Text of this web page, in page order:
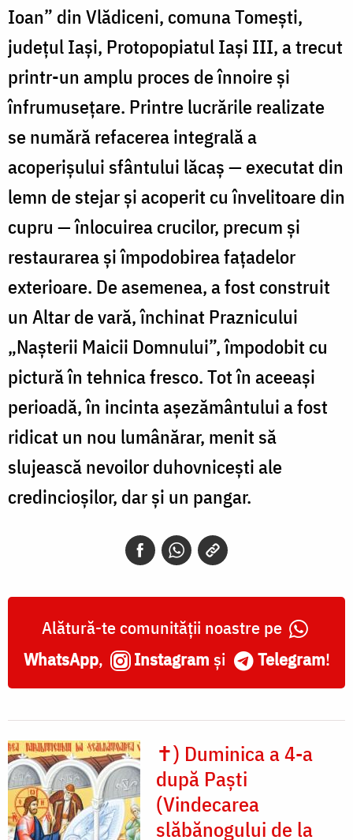
Ioan” din Vlădiceni, comuna Tomești,
județul Iași, Protopopiatul Iași III, a trecut
printr-un amplu proces de înnoire și
înfrumusețare. Printre lucrările realizate
se numără refacerea integrală a
acoperișului sfântului lăcaș — executat din
lemn de stejar și acoperit cu învelitoare din
cupru — înlocuirea crucilor, precum și
restaurarea și împodobirea fațadelor
exterioare. De asemenea, a fost construit
un Altar de vară, închinat Praznicului
„Nașterii Maicii Domnului”, împodobit cu
pictură în tehnica fresco. Tot în aceeași
perioadă, în incinta așezământului a fost
ridicat un nou lumânărar, menit să
slujească nevoilor duhovnicești ale
credincioșilor, dar și un pangar.
Alătură-te comunității noastre pe
WhatsApp, Instagram și Telegram!
✝) Duminica a 4-a
după Paști
(Vindecarea
slăbănogului de la